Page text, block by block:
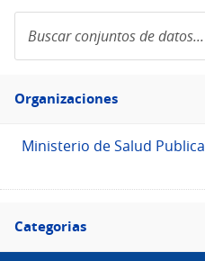
conjuntos
de
Filtro
Organizaciones
Organizaciones
Ministerio de Salud Publica
Filtro
Categorias
Categorias